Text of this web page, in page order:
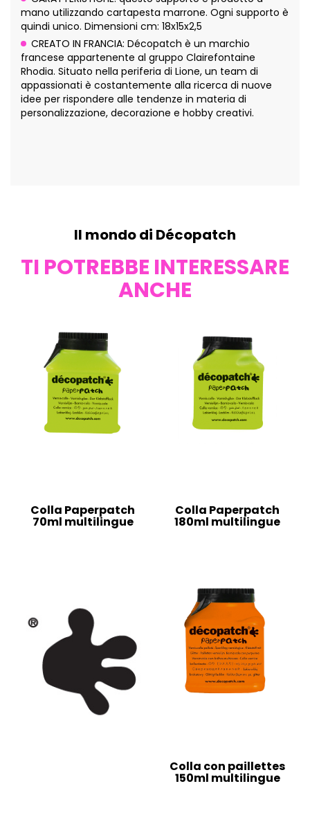
mano utilizzando cartapesta marrone. Ogni supporto è
quindi unico. Dimensioni cm: 18x15x2,5
CREATO IN FRANCIA: Décopatch è un marchio
francese appartenente al gruppo Clairefontaine
Rhodia. Situato nella periferia di Lione, un team di
appassionati è costantemente alla ricerca di nuove
idee per rispondere alle tendenze in materia di
personalizzazione, decorazione e hobby creativi.
Il mondo di Décopatch
TI POTREBBE INTERESSARE
ANCHE
Colla Paperpatch
70ml multilingue
Colla Paperpatch
180ml multilingue
Colla con paillettes
150ml multilingue